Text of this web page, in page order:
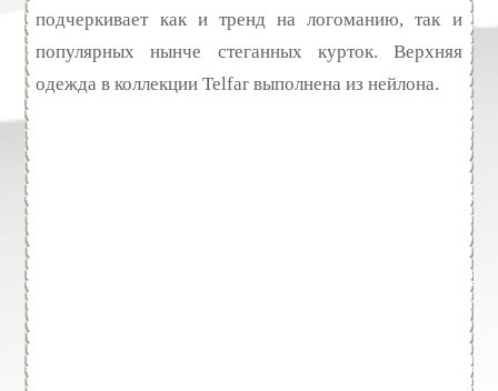
подчеркивает как и тренд на логоманию, так и
популярных нынче стеганных курток. Верхняя
одежда в коллекции Telfar выполнена из нейлона.